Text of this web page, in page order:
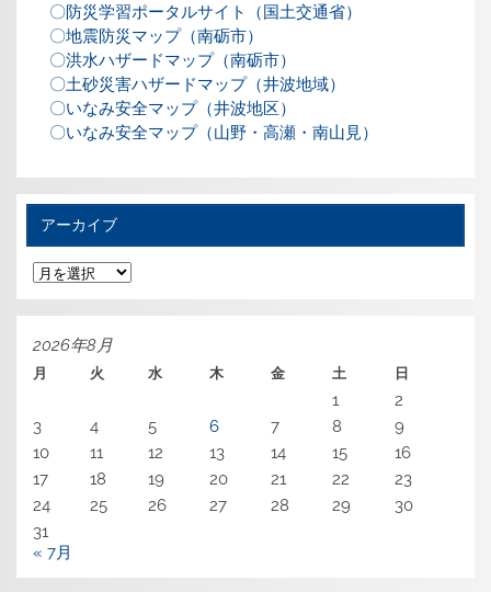
〇防災学習ポータルサイト（国土交通省）
〇地震防災マップ（南砺市）
〇洪水ハザードマップ（南砺市）
〇土砂災害ハザードマップ（井波地域）
〇いなみ安全マップ（井波地区）
〇いなみ安全マップ（山野・高瀬・南山見）
アーカイブ
ア
ー
カ
イ
2026年8月
月 火 水 木 金 土 日
1
2
3
4 5 6 7 8
9
10
11 12 13 14 15
16
17
18 19 20 21 22
23
24
25 26 27 28 29
30
31
« 7月